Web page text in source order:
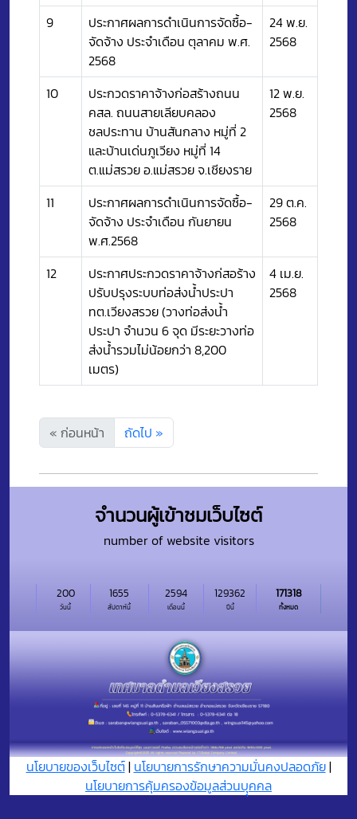
9
ประกาศผลการดำเนินการจัดซื้อ-
จัดจ้าง ประจำเดือน ตุลาคม พ.ศ.
2568
24 พ.ย.
2568
10
ประกวดราคาจ้างก่อสร้างถนน
คสล. ถนนสายเลียบคลอง
ชลประทาน บ้านสันกลาง หมู่ที่ 2
และบ้านเด่นภูเวียง หมู่ที่ 14
ต.แม่สรวย อ.แม่สรวย จ.เชียงราย
12 พ.ย.
2568
11
ประกาศผลการดำเนินการจัดซื้อ-
จัดจ้าง ประจำเดือน กันยายน
พ.ศ.2568
29 ต.ค.
2568
12
ประกาศประกวดราคาจ้างก่สอร้าง
ปรับปรุงระบบท่อส่งน้ำประปา
ทต.เวียงสรวย (วางท่อส่งน้ำ
ประปา จำนวน 6 จุด มีระยะวางท่อ
ส่งน้ำรวมไม่น้อยกว่า 8,200
เมตร)
4 เม.ย.
2568
« ก่อนหน้า ถัดไป »
จำนวนผู้เข้าชมเว็บไซต์
number of website visitors
วันนี้
200
สัปดาห์นี้
1655
เดือนนี้
2594
ปีนี้
129362
ทั้งหมด
171318
นโยบายของเว็บไซต์| นโยบายการรักษาความมั่นคงปลอดภัย|
นโยบายการคุ้มครองข้อมูลส่วนบุุคคล